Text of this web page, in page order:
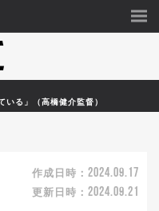
いる」（高橋健介監督）
作成日時： 2024.09.17
更新日時： 2024.09.21